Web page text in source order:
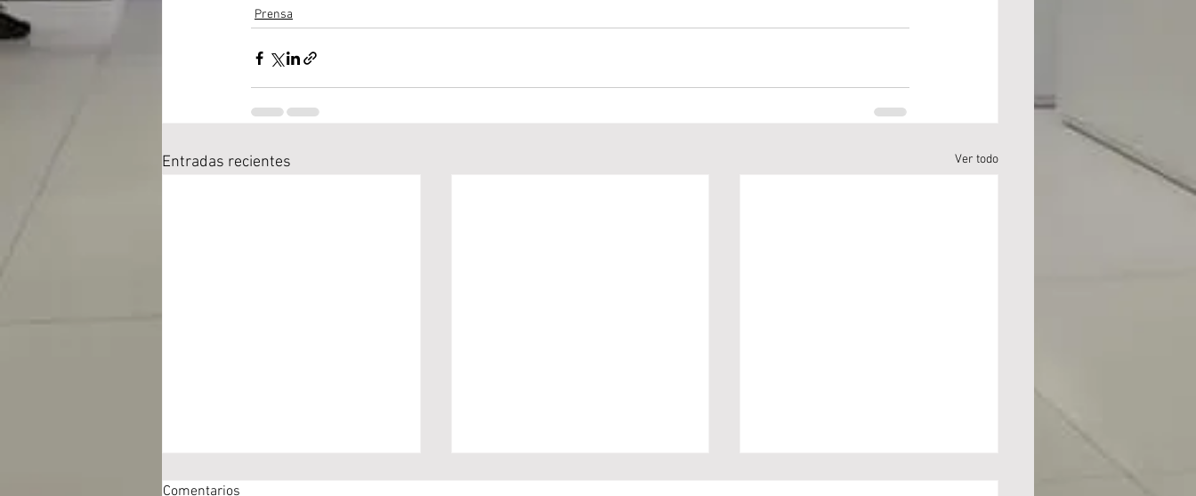
Prensa
Entradas recientes Ver todo
Comentarios